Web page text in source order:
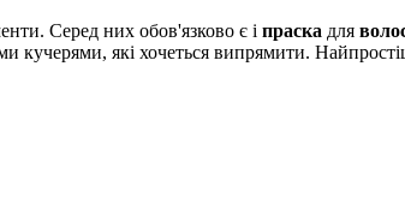
Серед них обов'язково є і праска для
кучерями, які хочеться випрямити.